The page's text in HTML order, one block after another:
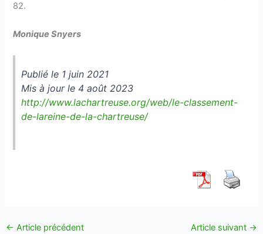
82.
Monique Snyers
Publié le 1 juin 2021
Mis à jour le 4 août 2023
http://www.lachartreuse.org/web/le-classement-
de-lareine-de-la-chartreuse/
← Article précédent Article suivant →